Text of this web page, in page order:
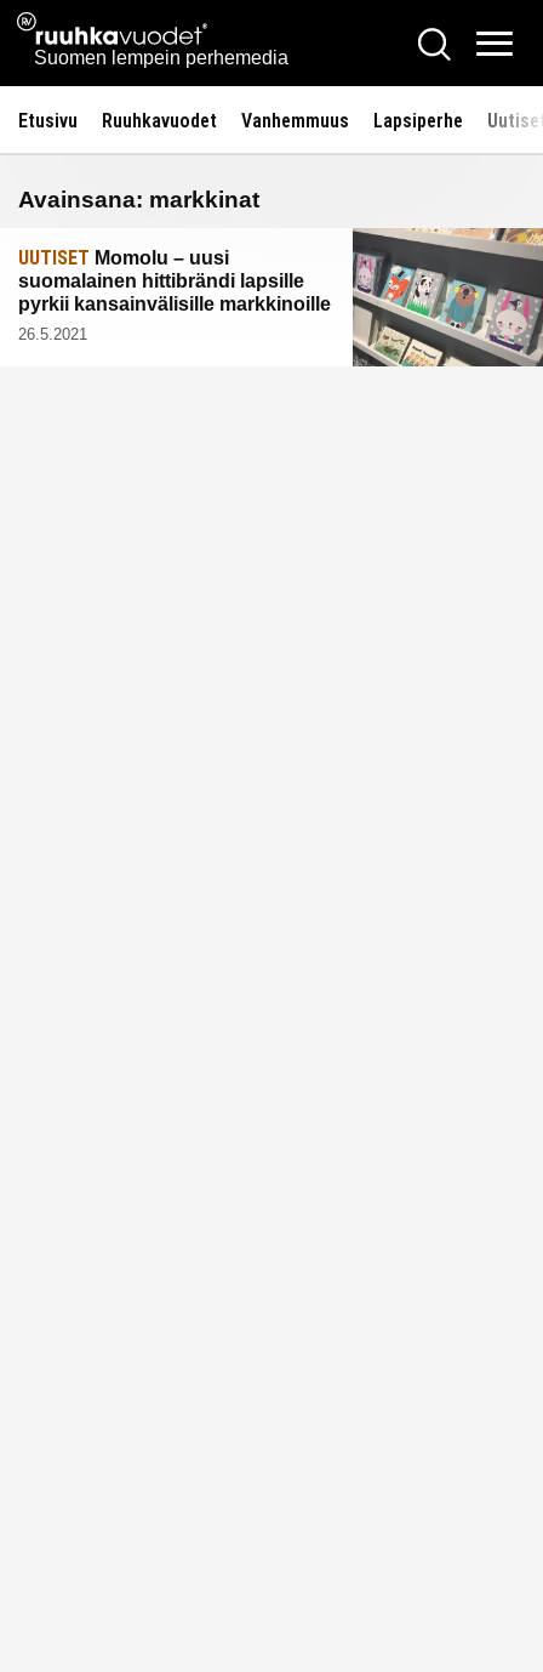
Siirry
sisältöön
Ruuhkavuodet.fi
Suomen lempein perhemedia
Hae
Etusivu Ruuhkavuodet Vanhemmuus Lapsiperhe
Avainsana: markkinat
UUTISET Momolu – uusi
suomalainen hittibrändi lapsille
pyrkii kansainvälisille markkinoille
26.5.2021